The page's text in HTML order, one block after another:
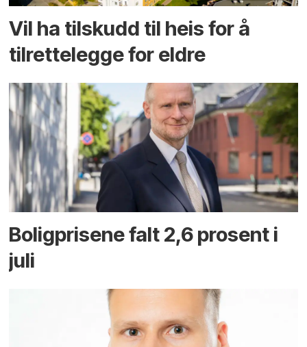
Vil ha tilskudd til heis for å
tilrettelegge for eldre
Boligprisene falt 2,6 prosent i
juli